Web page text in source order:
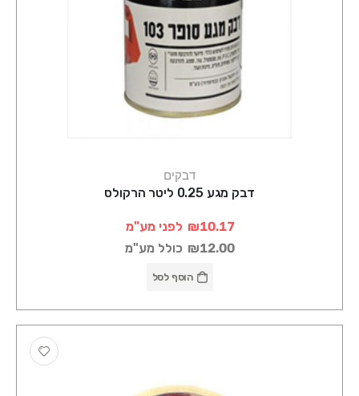
דבקים
דבק מגע 0.25 ליטר הרקולס
₪10.17 לפני מע"מ
₪12.00 כולל מע"מ
הוסף לסל